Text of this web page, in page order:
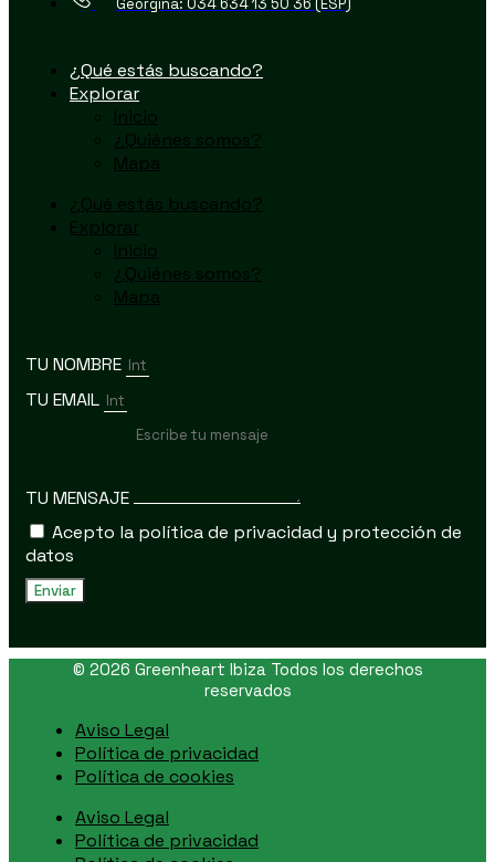
Georgina: 034 634 13 50 36 (ESP)
¿Qué estás buscando?
Explorar
Inicio
¿Quiénes somos?
Mapa
¿Qué estás buscando?
Explorar
Inicio
¿Quiénes somos?
Mapa
TU NOMBRE
TU EMAIL
TU MENSAJE
Acepto la política de privacidad y protección de
datos
Enviar
© 2026 Greenheart Ibiza Todos los derechos
reservados
Aviso Legal
Política de privacidad
Política de cookies
Aviso Legal
Política de privacidad